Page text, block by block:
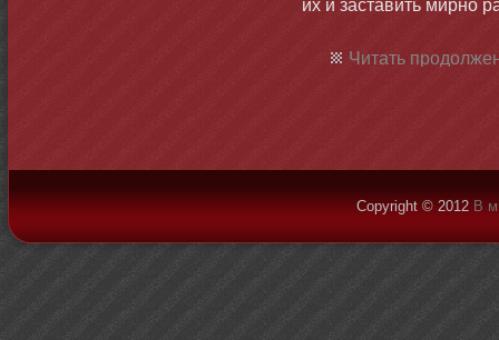
их и заставить мирнο
Читать
Copyright © 2012 В